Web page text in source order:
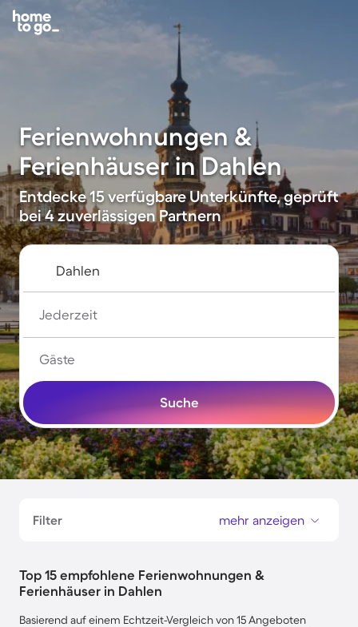
Ferienwohnungen &
Ferienhäuser in Dahlen
Entdecke 15 verfügbare Unterkünfte, geprüft
bei 4 zuverlässigen Partnern
Jederzeit
Gäste
Suche
Filter mehr anzeigen
Top 15 empfohlene Ferienwohnungen &
Ferienhäuser in Dahlen
Basierend auf einem Echtzeit-Vergleich von 15 Angeboten